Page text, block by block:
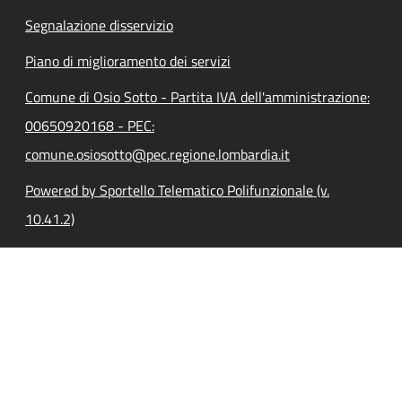
Segnalazione disservizio
Piano di miglioramento dei servizi
Comune di Osio Sotto - Partita IVA dell'amministrazione:
00650920168 - PEC:
comune.osiosotto@pec.regione.lombardia.it
Powered by Sportello Telematico Polifunzionale (v.
10.41.2)